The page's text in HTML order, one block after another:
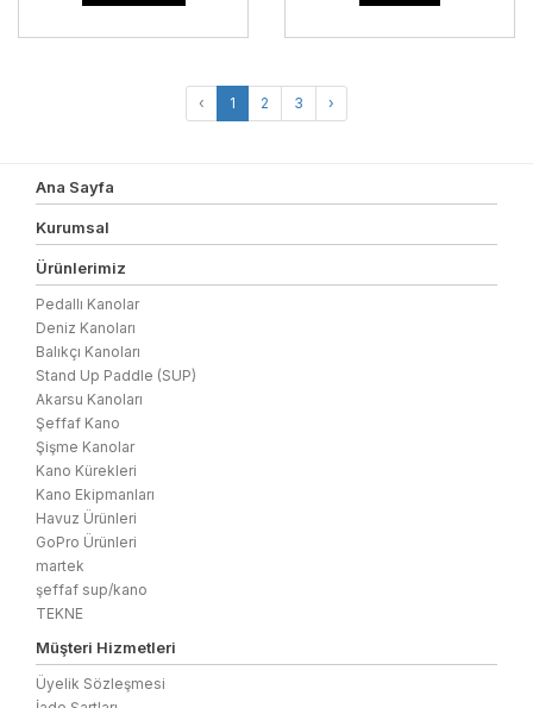
‹ 1 2 3 ›
Ana Sayfa
Kurumsal
Ürünlerimiz
Pedallı Kanolar
Deniz Kanoları
Balıkçı Kanoları
Stand Up Paddle (SUP)
Akarsu Kanoları
Şeffaf Kano
Şişme Kanolar
Kano Kürekleri
Kano Ekipmanları
Havuz Ürünleri
GoPro Ürünleri
martek
şeffaf sup/kano
TEKNE
Müşteri Hizmetleri
Üyelik Sözleşmesi